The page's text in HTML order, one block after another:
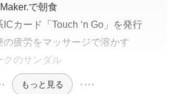
で朝食
ICカード「Touch ‘n Go」を発行
の疲労をマッサージで溶かす
クのサンダル
もっと見る